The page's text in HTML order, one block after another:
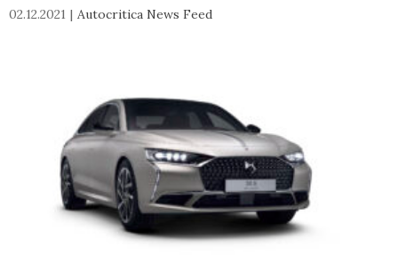
02.12.2021 Autocritica News Feed